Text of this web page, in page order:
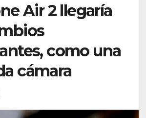
Air 2 llegaría
como una
cámara